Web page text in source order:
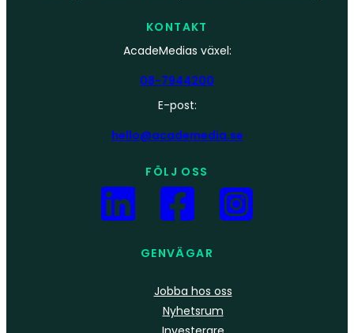
KONTAKT
AcadeMedias växel:
08-7944200
E-post:
hello@academedia.se
FÖLJ OSS
GENVÄGAR
Jobba hos oss
Nyhetsrum